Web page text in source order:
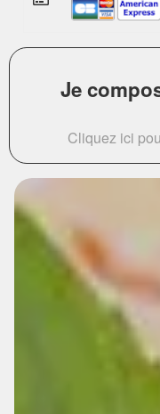
Je
Cliquez ici